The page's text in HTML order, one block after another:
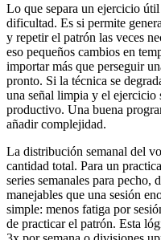
Lo que separa un ejercicio
dificultad. Es si permite
y repetir el patrón las veces
eso pequeños cambios en
importar más que perseguir
pronto. Si la técnica se
una señal limpia y el ejercicio
productivo. Una buena
añadir complejidad.
La distribución semanal del
cantidad total. Para un
series semanales para pecho,
manejables que una sesión
simple: menos fatiga por
de practicar el patrón. Esta